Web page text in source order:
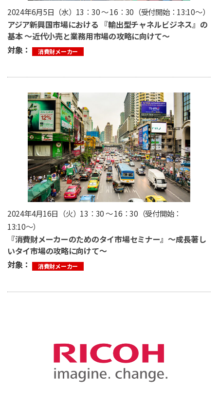
2024年6月5日（水）13：30 ～ 16：30（受付開始：13:10〜）
アジア新興国市場における 『輸出型チャネルビジネス』の
基本 〜近代小売と業務用市場の攻略に向けて〜
対象：
消費財メーカー
2024年4月16日（火）13：30 ～ 16：30（受付開始：
13:10〜）
『消費財メーカーのためのタイ市場セミナー』〜成長著し
いタイ市場の攻略に向けて〜
対象：
消費財メーカー